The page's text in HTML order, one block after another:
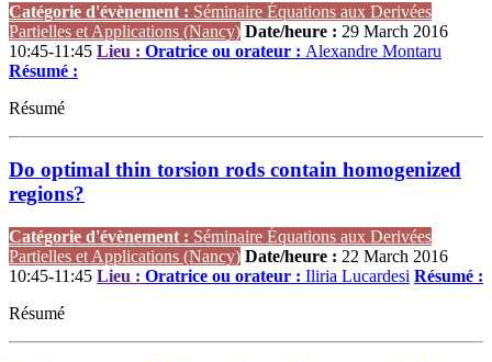
Catégorie d'évènement : Séminaire Équations aux Derivées
Partielles et Applications (Nancy) Date/heure : 29 March 2016
10:45-11:45 Lieu : Oratrice ou orateur : Alexandre Montaru
Résumé :
Résumé
Do optimal thin torsion rods contain homogenized
regions?
Catégorie d'évènement : Séminaire Équations aux Derivées
Partielles et Applications (Nancy) Date/heure : 22 March 2016
10:45-11:45 Lieu : Oratrice ou orateur : Iliria Lucardesi Résumé :
Résumé